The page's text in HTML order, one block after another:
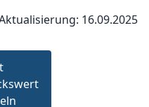
16.09.2025